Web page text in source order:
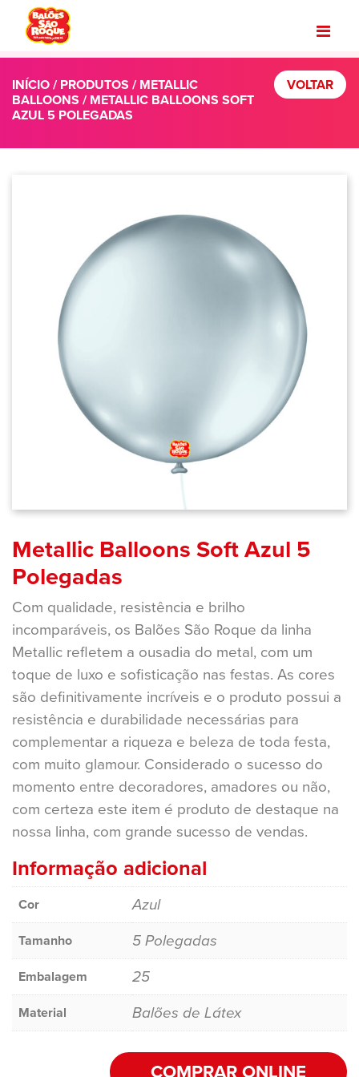
INÍCIO/PRODUTOS / METALLIC
BALLOONS / METALLIC BALLOONS SOFT
AZUL 5 POLEGADAS
VOLTAR
Metallic Balloons Soft Azul 5
Polegadas
Com qualidade, resistência e brilho
incomparáveis, os Balões São Roque da linha
Metallic refletem a ousadia do metal, com um
toque de luxo e sofisticação nas festas. As cores
são definitivamente incríveis e o produto possui a
resistência e durabilidade necessárias para
complementar a riqueza e beleza de toda festa,
com muito glamour. Considerado o sucesso do
momento entre decoradores, amadores ou não,
com certeza este item é produto de destaque na
nossa linha, com grande sucesso de vendas.
Informação adicional
Cor Azul
Tamanho 5 Polegadas
Embalagem 25
Material Balões de Látex
COMPRAR ONLINE